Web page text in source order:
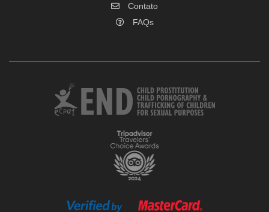
Contato
FAQs